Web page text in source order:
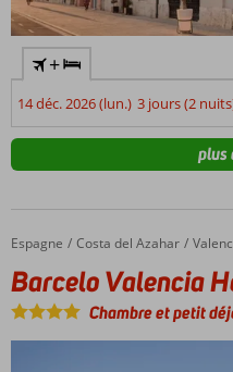
+
14 déc. 2026 (lun.) 3 jours (2
plus
Accueil
Espagne Costa del Azahar
Barcelo Valencia Hotel
Barcelo Valencia
Chambre et petit